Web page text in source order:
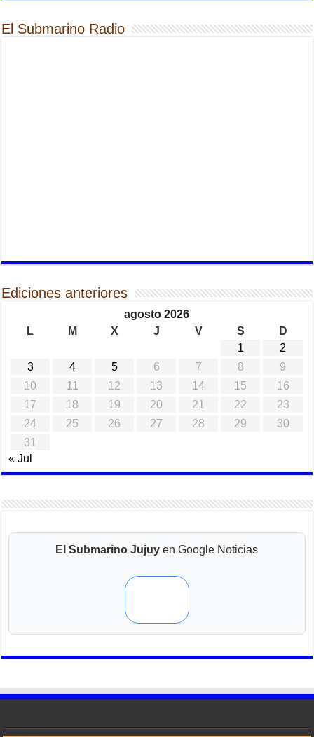
El Submarino Radio
Ediciones anteriores
agosto 2026
L
M X J V S
D
1
2
3
4 5 6 7 8
9
10
11 12 13 14 15
16
17
18 19 20 21 22
23
24
25 26 27 28 29
30
31
« Jul
El Submarino Jujuy en Google Noticias